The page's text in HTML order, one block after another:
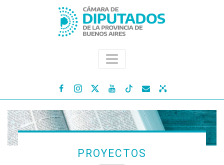
   
PROYECTOS